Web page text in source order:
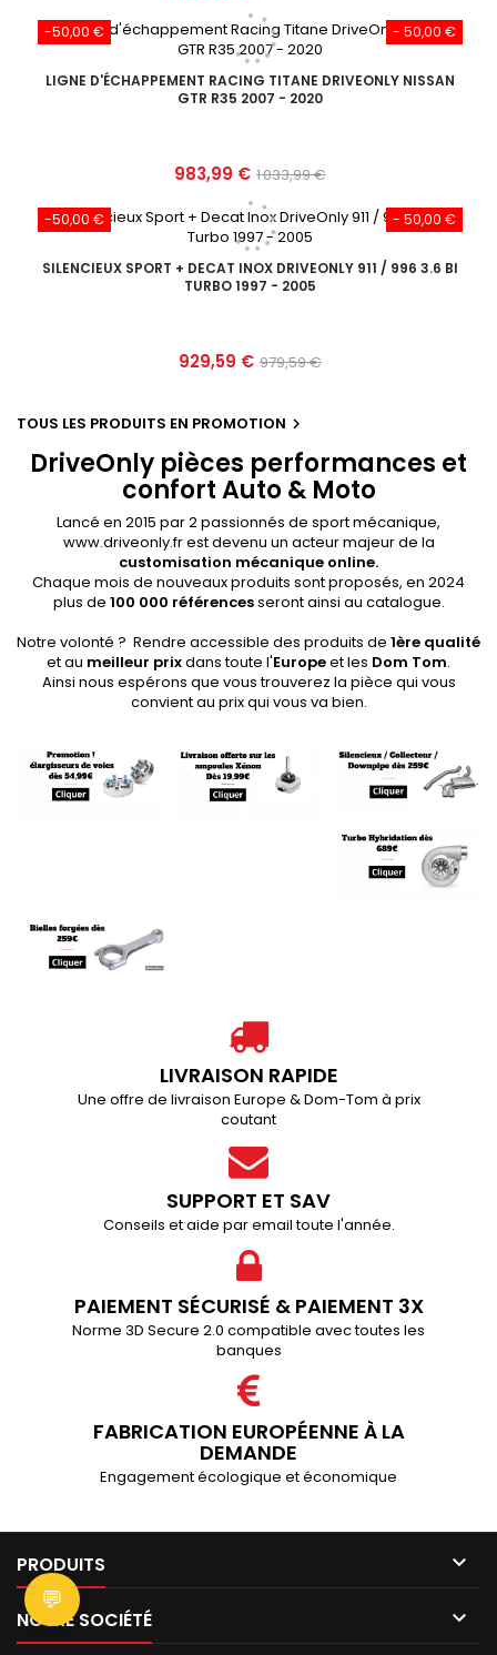
de
base
- 50,00 €
-50,00 €
LIGNE D'ÉCHAPPEMENT RACING TITANE DRIVEONLY NISSAN
GTR R35 2007 - 2020
Prix
983,99 € Prix
de
base
1 033,99 €
- 50,00 €
-50,00 €
SILENCIEUX SPORT + DECAT INOX DRIVEONLY 911 / 996 3.6 BI
TURBO 1997 - 2005
Prix
929,59 € Prix
base
979,59 €
TOUS LES PRODUITS EN PROMOTION 
DriveOnly pièces performances et
confort Auto & Moto
Lancé en 2015 par 2 passionnés de sport mécanique,
www.driveonly.fr est devenu un acteur majeur de la
customisation mécanique online.
Chaque mois de nouveaux produits sont proposés, en 2024
plus de 100 000 référencesseront ainsi au catalogue.
Notre volonté ? Rendre accessible des produits de 1ère qualité
et au meilleur prixdans toute l'Europeet les Dom Tom.
Ainsi nous espérons que vous trouverez la pièce qui vous
convient au prix qui vous va bien.
LIVRAISON RAPIDE
Une offre de livraison Europe & Dom-Tom à prix
coutant
SUPPORT ET SAV
Conseils et aide par email toute l'année.
PAIEMENT SÉCURISÉ & PAIEMENT 3X
Norme 3D Secure 2.0 compatible avec toutes les
banques
FABRICATION EUROPÉENNE À LA
DEMANDE
Engagement écologique et économique
PRODUITS 
NOTRE SOCIÉTÉ 
💬